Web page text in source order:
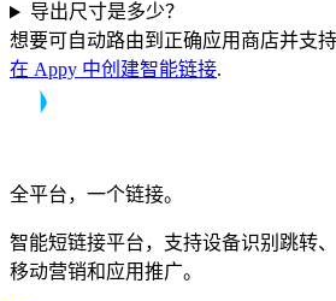
导出尺寸是多少？
想要可自动路由到正确应用商店并支
在 Appy 中创建智能链接.
全平台，一个链接。
智能短链接平台，支持设备识别跳转
移动营销和应用推广。